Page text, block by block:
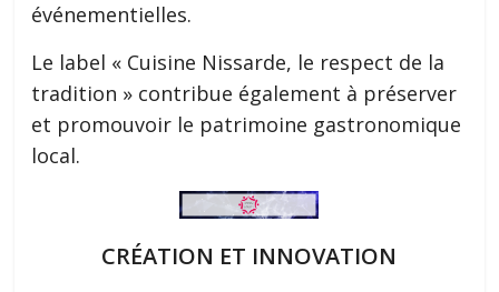
événementielles.
Le label « Cuisine Nissarde, le respect de la
tradition » contribue également à préserver
et promouvoir le patrimoine gastronomique
local.
CRÉATION ET INNOVATION